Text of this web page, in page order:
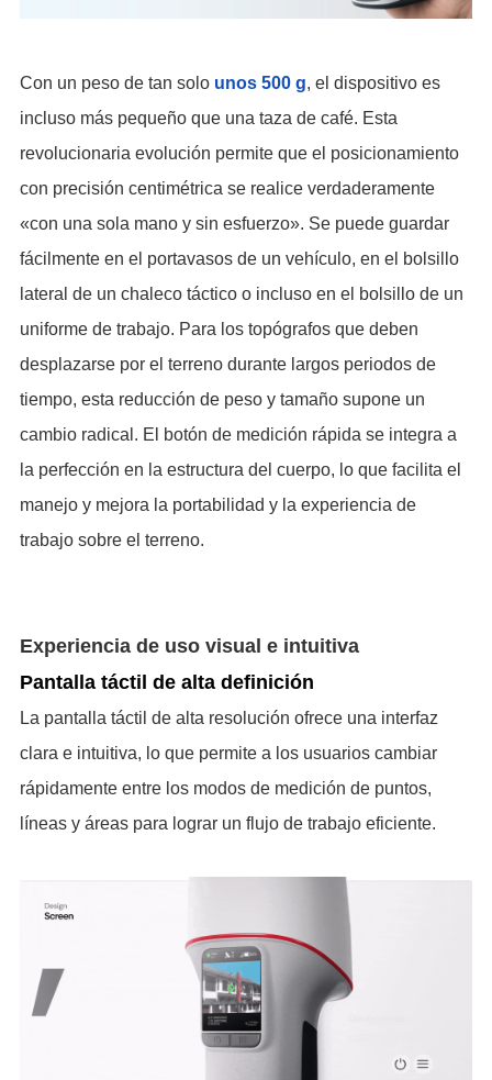
Con un peso de tan solo unos 500 g, el dispositivo es
incluso más pequeño que una taza de café. Esta
revolucionaria evolución permite que el posicionamiento
con precisión centimétrica se realice verdaderamente
«con una sola mano y sin esfuerzo». Se puede guardar
fácilmente en el portavasos de un vehículo, en el bolsillo
lateral de un chaleco táctico o incluso en el bolsillo de un
uniforme de trabajo. Para los topógrafos que deben
desplazarse por el terreno durante largos periodos de
tiempo, esta reducción de peso y tamaño supone un
cambio radical. El botón de medición rápida se integra a
la perfección en la estructura del cuerpo, lo que facilita el
manejo y mejora la portabilidad y la experiencia de
trabajo sobre el terreno.
Experiencia de uso visual e intuitiva
Pantalla táctil de alta definición
La pantalla táctil de alta resolución ofrece una interfaz
clara e intuitiva, lo que permite a los usuarios cambiar
rápidamente entre los modos de medición de puntos,
líneas y áreas para lograr un flujo de trabajo eficiente.